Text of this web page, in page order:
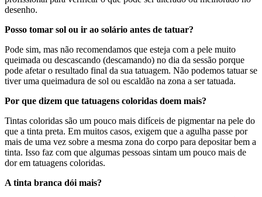
desenho.
Posso tomar sol ou ir ao solário antes de tatuar?
Pode sim, mas não recomendamos que esteja com a pele muito
queimada ou descascando (descamando) no dia da sessão porque
pode afetar o resultado final da sua tatuagem. Não podemos tatuar se
tiver uma queimadura de sol ou escaldão na zona a ser tatuada.
Por que dizem que tatuagens coloridas doem mais?
Tintas coloridas são um pouco mais difíceis de pigmentar na pele do
que a tinta preta. Em muitos casos, exigem que a agulha passe por
mais de uma vez sobre a mesma zona do corpo para depositar bem a
tinta. Isso faz com que algumas pessoas sintam um pouco mais de
dor em tatuagens coloridas.
A tinta branca dói mais?